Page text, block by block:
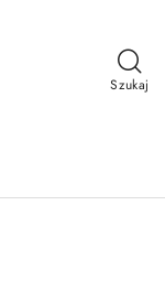
Szukaj